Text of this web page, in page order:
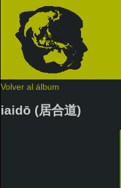
Volver al álbum
iaidō (居合道)